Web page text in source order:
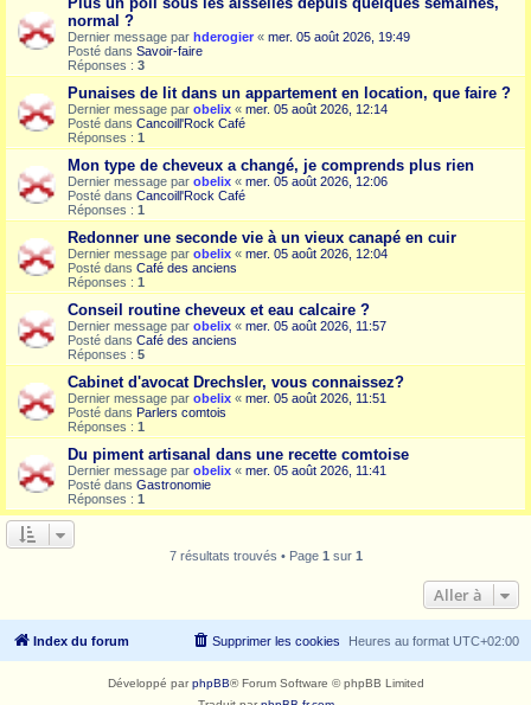
normal ?
Dernier message par hderogier « mer. 05 août 2026, 19:49
Posté dans Savoir-faire
Réponses : 3
Punaises de lit dans un appartement en location, que faire ?
Dernier message par obelix « mer. 05 août 2026, 12:14
Posté dans Cancoill'Rock Café
Réponses : 1
Mon type de cheveux a changé, je comprends plus rien
Dernier message par obelix « mer. 05 août 2026, 12:06
Posté dans Cancoill'Rock Café
Réponses : 1
Redonner une seconde vie à un vieux canapé en cuir
Dernier message par obelix « mer. 05 août 2026, 12:04
Posté dans Café des anciens
Réponses : 1
Conseil routine cheveux et eau calcaire ?
Dernier message par obelix « mer. 05 août 2026, 11:57
Posté dans Café des anciens
Réponses : 5
Cabinet d'avocat Drechsler, vous connaissez?
Dernier message par obelix « mer. 05 août 2026, 11:51
Posté dans Parlers comtois
Réponses : 1
Du piment artisanal dans une recette comtoise
Dernier message par obelix « mer. 05 août 2026, 11:41
Posté dans Gastronomie
Réponses : 1
7 résultats trouvés • Page 1 sur 1
Aller à
Index du forum Heures au format UTC+02:00
Supprimer les cookies
Développé parphpBB® Forum Software © phpBB Limited